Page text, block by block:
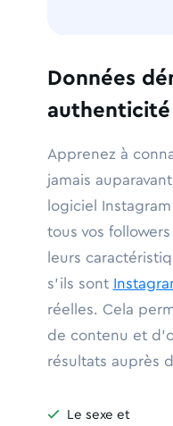
Données
authenticité
Apprenez à
jamais
logiciel
tous vos
leurs
s'ils sont
réelles. Cela
de contenu et
résultats auprès

Le sexe et